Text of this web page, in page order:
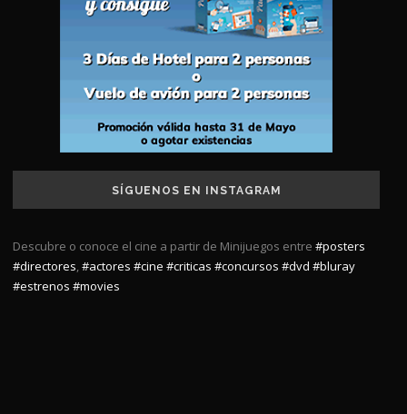
SÍGUENOS EN INSTAGRAM
Descubre o conoce el cine a partir de Minijuegos entre #posters
#directores,#actores #cine #criticas #concursos #dvd #bluray
#estrenos #movies